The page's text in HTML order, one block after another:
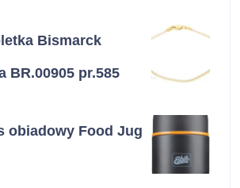
Bismarck
BR.00905 pr.585
obiadowy Food Jug